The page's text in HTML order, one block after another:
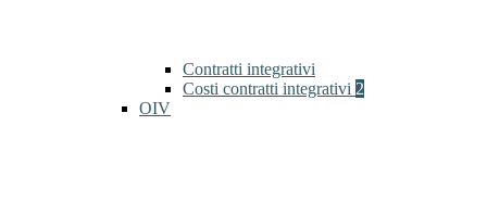
Contratti integrativi
Costi contratti integrativi 2
OIV